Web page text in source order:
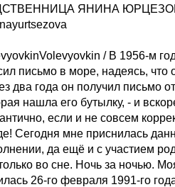
ЯНИНА ЮРЦЕЗОВА
/ В 1956-м
письмо в море, надеясь, что
два года он получил письмо
нашла его бутылку, - и
если и не совсем
Сегодня мне приснилась
да ещё и с участием
во сне. Ночь за ночью.
26-го февраля 1991-го